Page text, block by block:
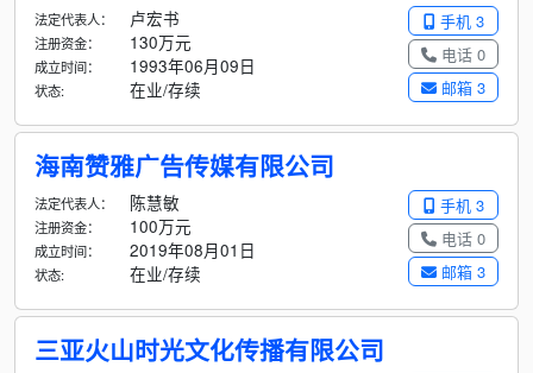
手机 3
电话 0
邮箱 3
法定代表人： 卢宏书
注册资金： 130万元
成立时间： 1993年06月09日
状态: 在业/存续
海南赞雅广告传媒有限公司
手机 3
电话 0
邮箱 3
法定代表人： 陈慧敏
注册资金： 100万元
成立时间： 2019年08月01日
状态: 在业/存续
三亚火山时光文化传播有限公司